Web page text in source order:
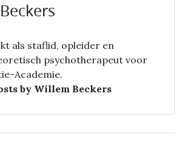
als staflid, opleider en
psychotherapeut voor
Academie.
by Willem Beckers